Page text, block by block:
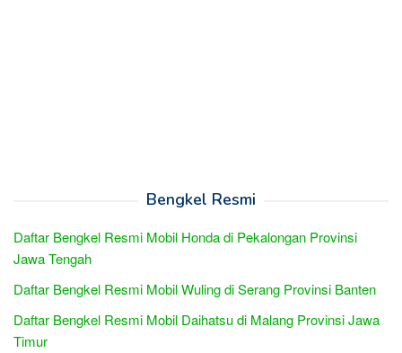
Bengkel Resmi
Daftar Bengkel Resmi Mobil Honda di Pekalongan Provinsi
Jawa Tengah
Daftar Bengkel Resmi Mobil Wuling di Serang Provinsi Banten
Daftar Bengkel Resmi Mobil Daihatsu di Malang Provinsi Jawa
Timur